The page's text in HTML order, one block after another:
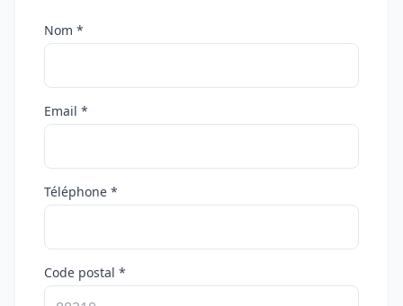
Nom *
Email *
Téléphone *
Code postal *